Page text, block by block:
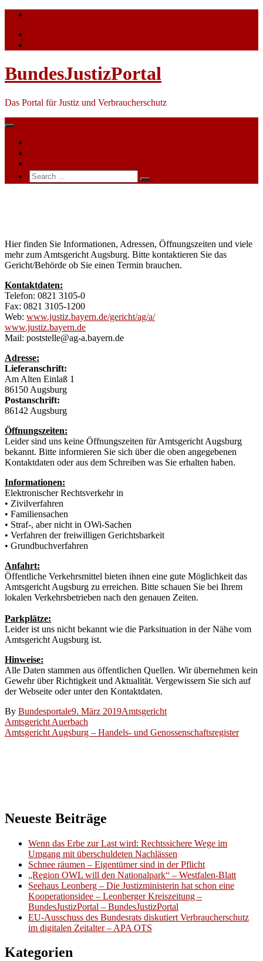
Skip
content
BundesJustizPortal
Das Portal für Justiz und Verbraucherschutz
Search
for:
Hier finden Sie Informationen, Adressen, Öffnungszeiten und viele
mehr zum Amtsgericht Augsburg. Bitte kontaktieren Sie das
Gericht/Behörde ob Sie einen Termin brauchen.
Kontaktdaten:
Telefon: 0821 3105-0
Fax: 0821 3105-1200
Web: www.justiz.bayern.de/gericht/ag/a/
www.justiz.bayern.de
Mail: poststelle@ag-a.bayern.de
Adresse:
Lieferanschrift:
Am Alten Einlaß 1
86150 Augsburg
Postanschrift:
86142 Augsburg
Öffnungszeiten:
Leider sind uns keine Öffnungszeiten für Amtsgericht Augsburg
bekannt. Bitte informieren Sie sich über die oben angegebenen
Kontaktdaten oder aus dem Schreiben was Sie erhalten haben.
Informationen:
Elektronischer Rechtsverkehr in
• Zivilverfahren
• Familiensachen
• Straf-, aber nicht in OWi-Sachen
• Verfahren der freiwilligen Gerichtsbarkeit
• Grundbuchverfahren
Anfahrt:
Öffentliche Verkehrsmittel bieten ihnen eine gute Möglichkeit das
Amtsgericht Augsburg zu erreichen. Bitte schauen Sie bei Ihrem
lokalen Verkehrsbetrieben nach den genauen Zeiten.
Parkplätze:
Leider ist uns nicht bekannt wie die Parksituation in der Nähe vom
Amtsgericht Augsburg ist.
Hinweise:
Alle Daten stammen aus öffentlichen Quellen. Wir übernehmen kein
Gewehr über Richtigkeit und Aktualität. Vergewissern Sie sich auf
der Webseite oder unter den Kontaktdaten.
By Bundesportale9. März 2019Amtsgericht
Beitragsnavigation
Amtsgericht Auerbach
Amtsgericht Augsburg – Handels- und Genossenschaftsregister
Neueste Beiträge
Wenn das Erbe zur Last wird: Rechtssichere Wege im
Umgang mit überschuldeten Nachlässen
Schnee räumen – Eigentümer sind in der Pflicht
„Region OWL will den Nationalpark“ – Westfalen-Blatt
Seehaus Leonberg – Die Justizministerin hat schon eine
Kooperationsidee – Leonberger Kreiszeitung –
BundesJustizPortal – BundesJustizPortal
EU-Ausschuss des Bundesrats diskutiert Verbraucherschutz
im digitalen Zeitalter – APA OTS
Kategorien